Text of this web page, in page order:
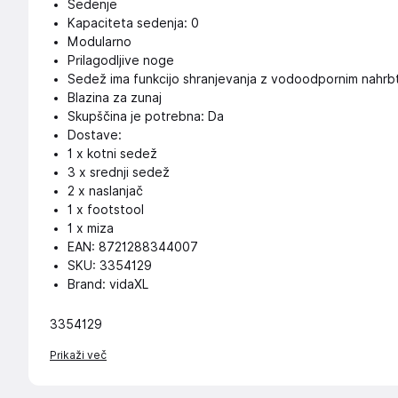
Sedenje
Kapaciteta sedenja: 0
Modularno
Prilagodljive noge
Sedež ima funkcijo shranjevanja z vodoodpornim
Blazina za zunaj
Skupščina je potrebna: Da
Dostave:
1 x kotni sedež
3 x srednji sedež
2 x naslanjač
1 x footstool
1 x miza
EAN: 8721288344007
SKU: 3354129
Brand: vidaXL
3354129
Prikaži več